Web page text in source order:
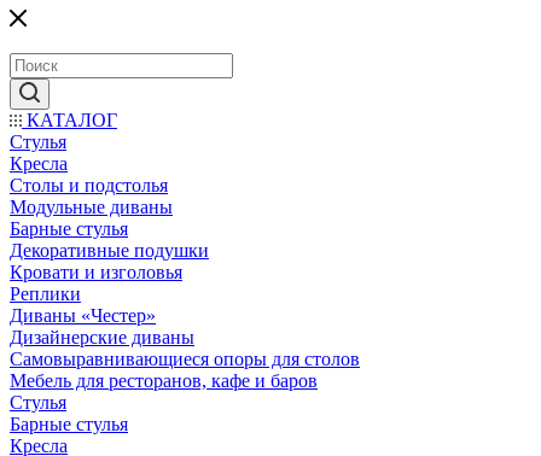
КАТАЛОГ
Стулья
Кресла
Столы и подстолья
Модульные диваны
Барные стулья
Декоративные подушки
Кровати и изголовья
Реплики
Диваны «Честер»
Дизайнерские диваны
Самовыравнивающиеся опоры для столов
Мебель для ресторанов, кафе и баров
Стулья
Барные стулья
Кресла